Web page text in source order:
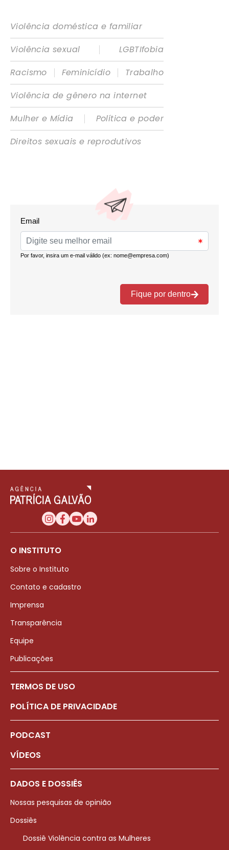
Violência doméstica e familiar
Violência sexual
|
LGBTIfobia
Racismo
| Feminicídio |
Trabalho
Violência de gênero na internet
Mulher e Mídia
|
Política e poder
Direitos sexuais e reprodutivos
O INSTITUTO
Sobre o Instituto
Contato e cadastro
Imprensa
Transparência
Equipe
Publicações
TERMOS DE USO
POLÍTICA DE PRIVACIDADE
PODCAST
VÍDEOS
DADOS E DOSSIÊS
Nossas pesquisas de opinião
Dossiês
Dossiê Violência contra as Mulheres